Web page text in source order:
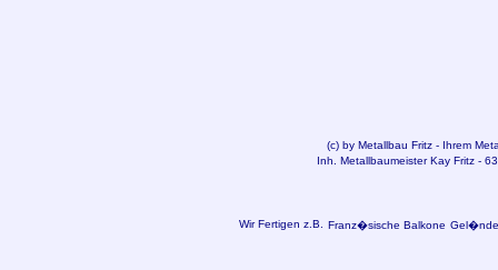
(c) by Metallbau Fritz - Ihrem
Inh. Metallbaumeister Kay Fritz -
Wir Fertigen z.B. Franz�sische Balkone